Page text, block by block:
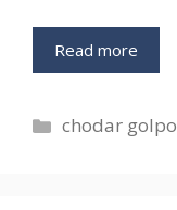
Read more
Categories
chodar golpo